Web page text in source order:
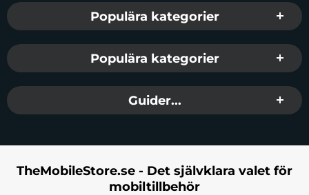
Populära kategorier
Populära kategorier
Guider...
TheMobileStore.se - Det självklara valet för
mobiltillbehör